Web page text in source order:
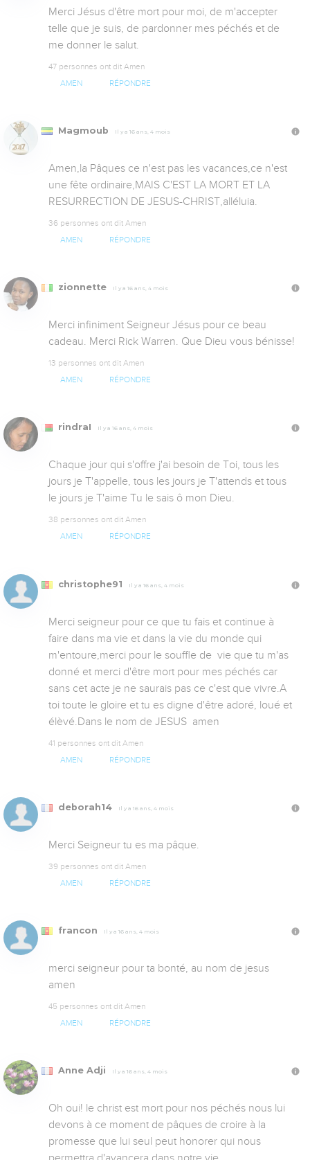
Merci Jésus d'être mort pour moi, de m'accepter
telle que je suis, de pardonner mes péchés et de
me donner le salut.
47 personnes ont dit Amen
AMEN RÉPONDRE
Magmoub Il y a 16 ans, 4 mois
Amen,la Pâques ce n'est pas les vacances,ce n'est
une fête ordinaire,MAIS C'EST LA MORT ET LA
RESURRECTION DE JESUS-CHRIST,alléluia.
36 personnes ont dit Amen
AMEN RÉPONDRE
zionnette Il y a 16 ans, 4 mois
Merci infiniment Seigneur Jésus pour ce beau
cadeau. Merci Rick Warren. Que Dieu vous bénisse!
13 personnes ont dit Amen
AMEN RÉPONDRE
rindraI Il y a 16 ans, 4 mois
Chaque jour qui s'offre j'ai besoin de Toi, tous les
jours je T'appelle, tous les jours je T'attends et tous
le jours je T'aime Tu le sais ô mon Dieu.
38 personnes ont dit Amen
AMEN RÉPONDRE
christophe91 Il y a 16 ans, 4 mois
Merci seigneur pour ce que tu fais et continue à
faire dans ma vie et dans la vie du monde qui
m'entoure,merci pour le souffle de  vie que tu m'as
donné et merci d'être mort pour mes péchés car
sans cet acte je ne saurais pas ce c'est que vivre.A
toi toute le gloire et tu es digne d'être adoré, loué et
élèvé.Dans le nom de JESUS  amen
41 personnes ont dit Amen
AMEN RÉPONDRE
deborah14 Il y a 16 ans, 4 mois
Merci Seigneur tu es ma pâque.
39 personnes ont dit Amen
AMEN RÉPONDRE
francon Il y a 16 ans, 4 mois
merci seigneur pour ta bonté, au nom de jesus
amen
45 personnes ont dit Amen
AMEN RÉPONDRE
Anne Adji Il y a 16 ans, 4 mois
Oh oui! le christ est mort pour nos péchés nous lui
devons à ce moment de pâques de croire à la
promesse que lui seul peut honorer qui nous